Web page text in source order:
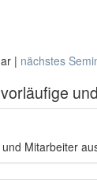
| nächstes
Mitarbeiter